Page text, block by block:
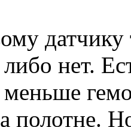
нет.
полотне.